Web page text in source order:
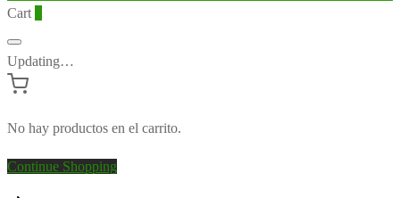
Cart
Updating…
No hay productos en el carrito.
Continue Shopping